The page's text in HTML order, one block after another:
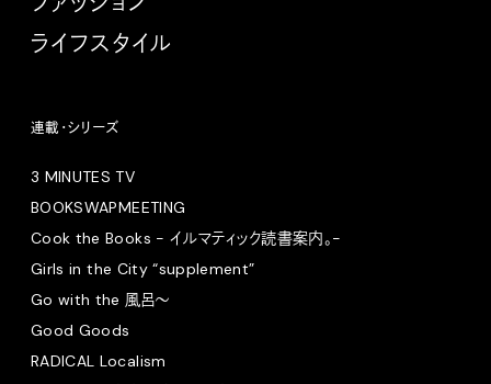
ライフスタイル
連載・シリーズ
3 MINUTES TV
BOOKSWAPMEETING
Cook the Books - イルマティック読書案内。-
Girls in the City “supplement”
Go with the 風呂〜
Good Goods
RADICAL Localism